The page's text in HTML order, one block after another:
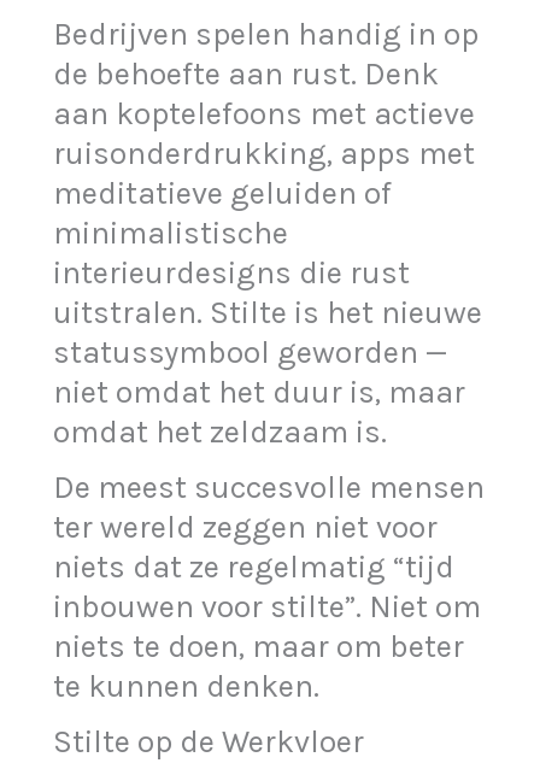
Bedrijven spelen handig in op
de behoefte aan rust. Denk
aan koptelefoons met actieve
ruisonderdrukking, apps met
meditatieve geluiden of
minimalistische
interieurdesigns die rust
uitstralen. Stilte is het nieuwe
statussymbool geworden —
niet omdat het duur is, maar
omdat het zeldzaam is.
De meest succesvolle mensen
ter wereld zeggen niet voor
niets dat ze regelmatig “tijd
inbouwen voor stilte”. Niet om
niets te doen, maar om beter
te kunnen denken.
Stilte op de Werkvloer